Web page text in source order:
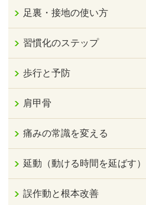
足裏・接地の使い方
習慣化のステップ
歩行と予防
肩甲骨
痛みの常識を変える
延動（動ける時間を延ばす）
誤作動と根本改善